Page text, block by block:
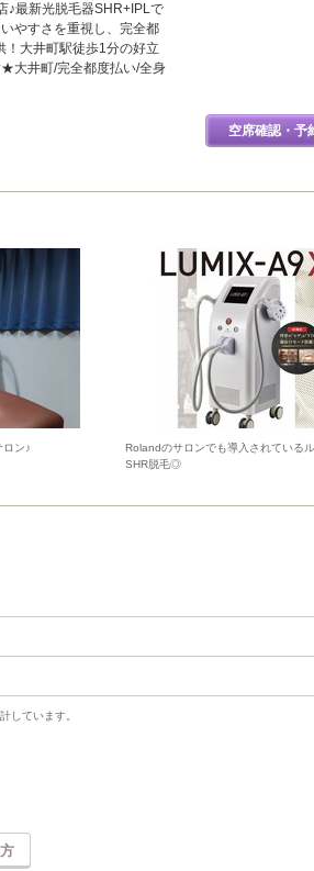
♪最新光脱毛器SHR+IPLで
やすさを重視し、完全都
大井町駅徒歩1分の好立
大井町/完全都度払い/全身
空席確認・予
ン♪
Rolandのサロンでも導入されている
SHR脱毛◎
しています。